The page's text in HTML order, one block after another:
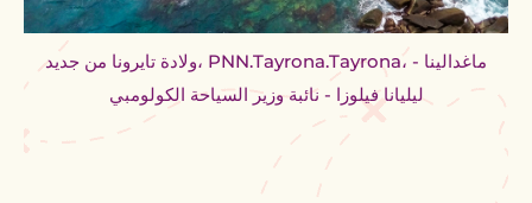
ولادة تايرونا من جديد، PNN.Tayrona.Tayrona، ماغدالينا -
ليليانا فيلوزا - نائبة وزير السياحة الكولومبي